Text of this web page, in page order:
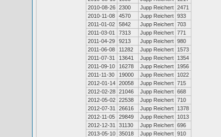
2010-08-26 2300 Jupp Reichert 2471
2010-11-08
4570 Jupp Reichert 933
2011-01-02
5842 Jupp Reichert 703
2011-03-01
7313 Jupp Reichert 771
2011-04-29
9213 Jupp Reichert 980
2011-06-08
11282 Jupp Reichert
1573
2011-07-31
13641 Jupp Reichert
1354
2011-09-10
16278 Jupp Reichert
1956
2011-11-30
19000 Jupp Reichert
1022
2012-01-14 20058 Jupp Reichert 715
2012-02-28 21046 Jupp Reichert 668
2012-05-02 22538 Jupp Reichert 710
2012-07-31
26616 Jupp Reichert
1378
2012-11-05
29849 Jupp Reichert
1013
2012-12-31
31130 Jupp Reichert 696
2013-05-10 35018 Jupp Reichert 910